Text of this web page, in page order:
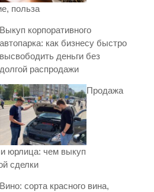
польза
Выкуп корпоративного
автопарка: как бизнесу быстро
высвободить деньги без
долгой распродажи
Продажа
юрлица: чем выкуп
сделки
Вино: сорта красного вина,